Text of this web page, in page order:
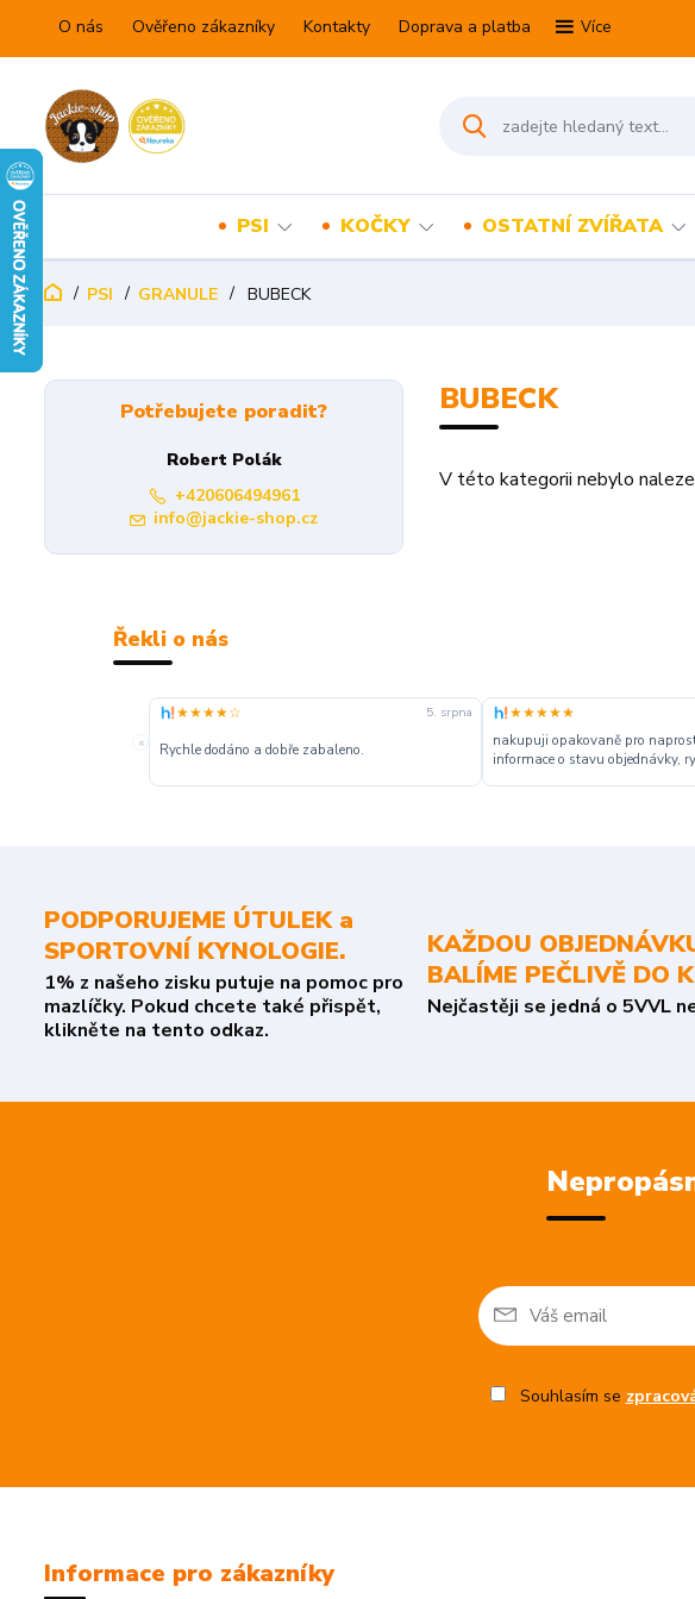
O nás Ověřeno zákazníky Kontakty Doprava a platba Více
PSI KOČKY OSTATNÍ ZVÍŘATA
PSI GRANULE BUBECK
BUBECK
V této kategorii nebylo
Potřebujete poradit?
Robert Polák
+420606494961
info@jackie-shop.cz
Řekli o nás
«
★★★★☆ 5. srpna
Rychle dodáno a dobře zabaleno.
★★★★★
nakupuji opakovaně pro
informace o stavu objednávky,
PODPORUJEME ÚTULEK a
SPORTOVNÍ KYNOLOGIE.
1% z našeho zisku putuje na pomoc pro
mazlíčky. Pokud chcete také přispět,
klikněte na tento odkaz.
KAŽDOU
BALÍME PEČLIVĚ DO
Nejčastěji se jedná o 5VVL
Souhlasím se
Informace pro zákazníky